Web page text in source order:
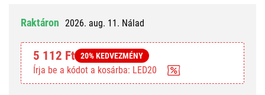
Raktáron 2026. aug. 11. Nálad
5 112 Ft 20% KEDVEZMÉNY
Írja be a kódot a kosárba: LED20